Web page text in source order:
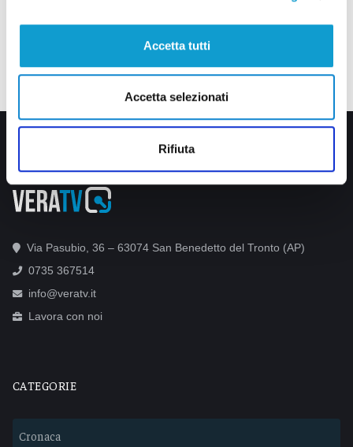
Accetta tutti
Accetta selezionati
Rifiuta
Via Pasubio, 36 – 63074 San Benedetto del Tronto (AP)
0735 367514
info@veratv.it
Lavora con noi
CATEGORIE
Cronaca